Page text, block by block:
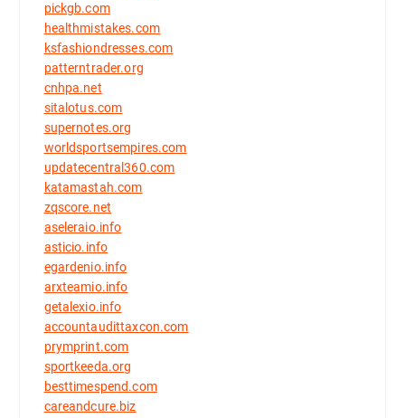
pickgb.com
healthmistakes.com
ksfashiondresses.com
patterntrader.org
cnhpa.net
sitalotus.com
supernotes.org
worldsportsempires.com
updatecentral360.com
katamastah.com
zqscore.net
aseleraio.info
asticio.info
egardenio.info
arxteamio.info
getalexio.info
accountaudittaxcon.com
prymprint.com
sportkeeda.org
besttimespend.com
careandcure.biz